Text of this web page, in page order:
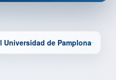
de Pamplona